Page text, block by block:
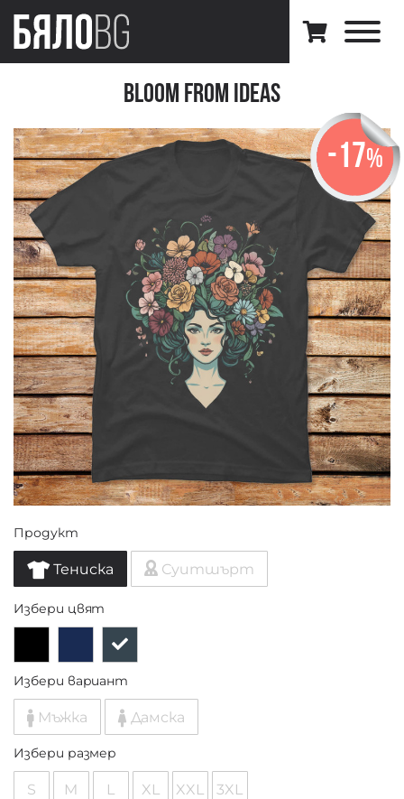
Bloom from Ideas
-17%
Продукт
Тениска Суитшърт
Избери цвят
Избери вариант
Мъжка Дамска
Избери размер
S M L XL XXL 3XL